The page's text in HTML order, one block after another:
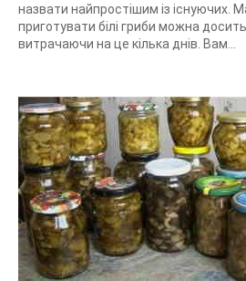
назвати найпростішим із існуючих.
приготувати білі гриби можна
витрачаючи на це кілька днів. Вам...